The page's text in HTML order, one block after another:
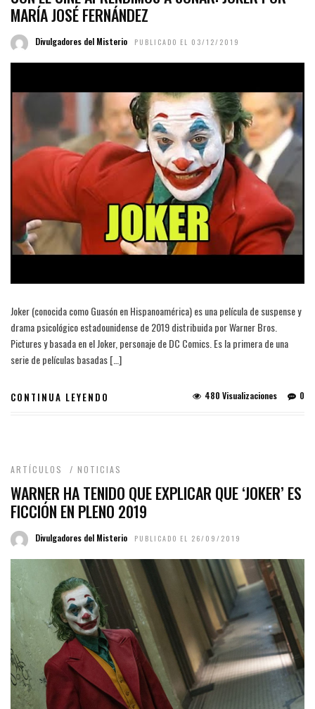
MARÍA JOSÉ FERNÁNDEZ
Divulgadores del Misterio PUBLICADO EL 03/12/2019
Joker (conocida como Guasón en Hispanoamérica) es una película de suspense y
drama psicológico estadounidense de 2019 distribuida por Warner Bros.
Pictures y basada en el Joker, personaje de DC Comics. Es la primera de una
serie de películas basadas […]
CONTINUA LEYENDO 0
480 Visualizaciones
ARTÍCULOS / NOTICIAS
WARNER HA TENIDO QUE EXPLICAR QUE ‘JOKER’ ES
FICCIÓN EN PLENO 2019
Divulgadores del Misterio PUBLICADO EL 26/09/2019